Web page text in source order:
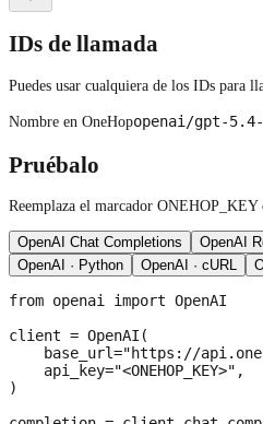
IDs de llamada
Puedes usar cualquiera de los IDs para
Nombre en OneHopopenai/gpt-
Pruébalo
Reemplaza el marcador
OpenAI Chat Completions OpenAI
OpenAI · Python
OpenAI · cURL
from openai import OpenAI
client = OpenAI(
base_url="https://
    api_key="<ONEHOP_KEY>",
)